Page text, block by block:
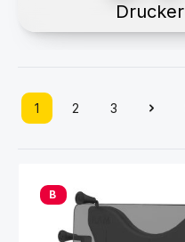
Drucker
Seite
1
Seite
2
Seite
3
B